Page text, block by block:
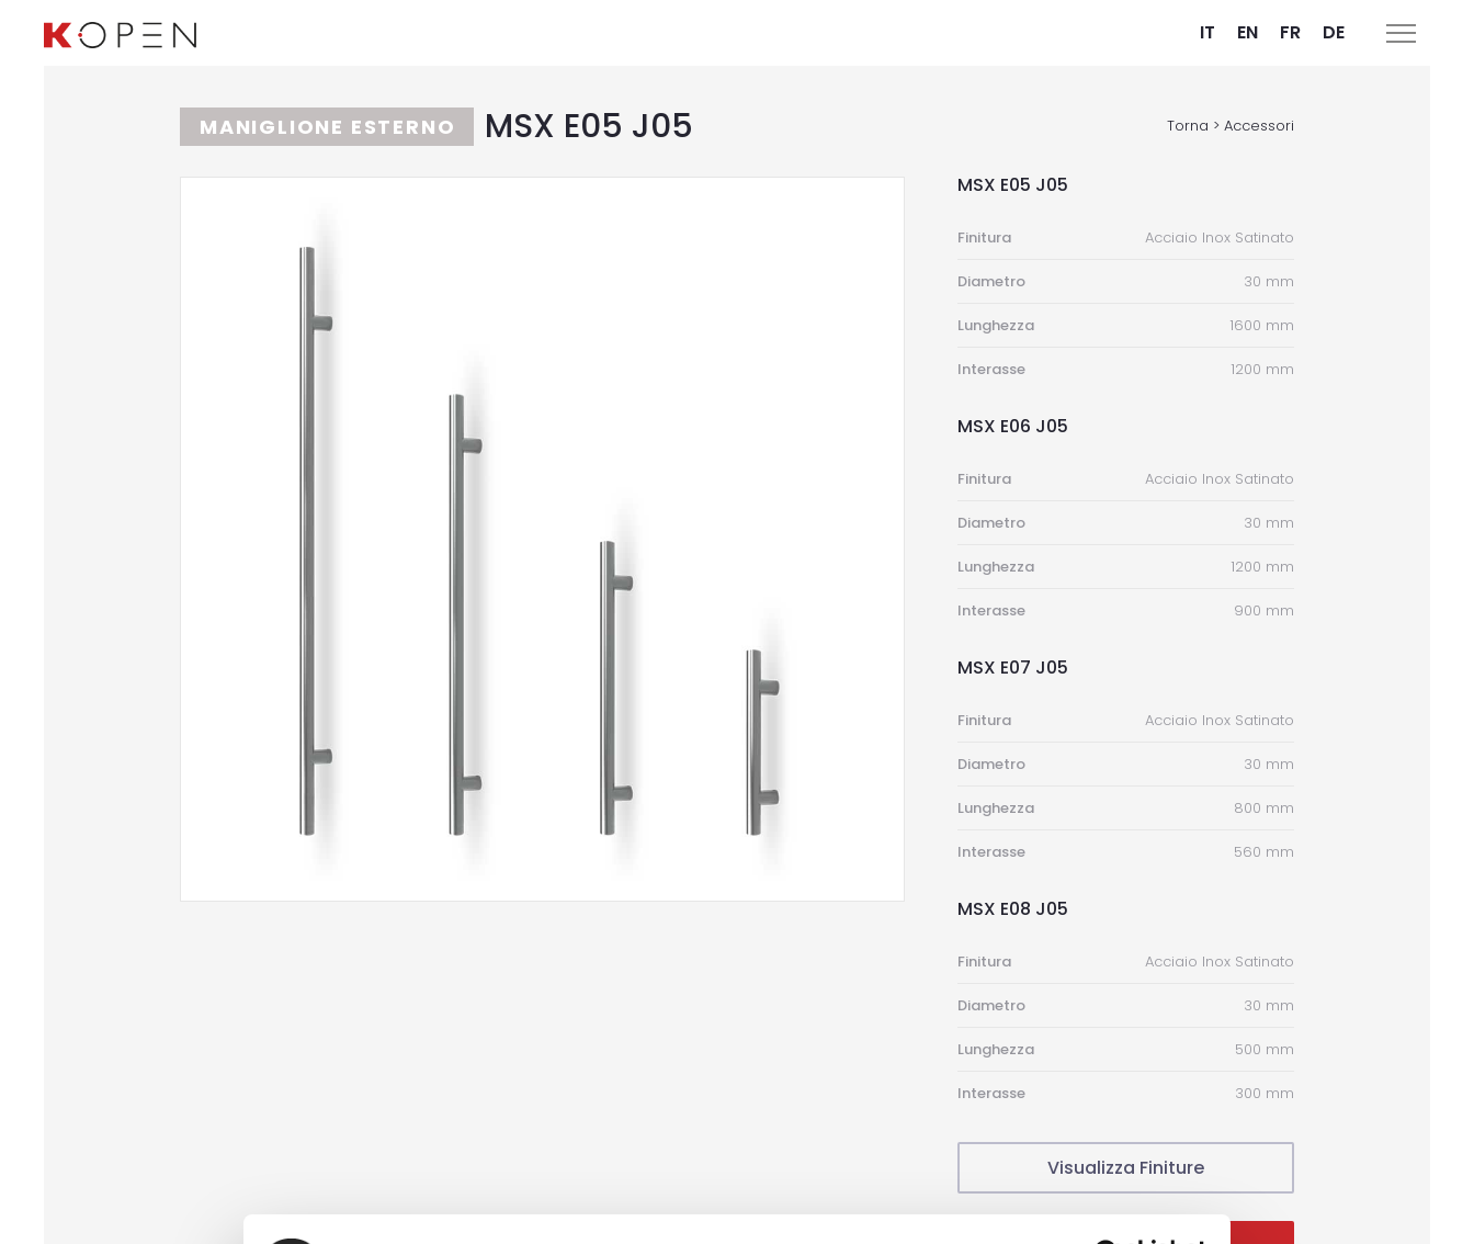
IT EN FR DE
MANIGLIONE ESTERNO MSX E05 J05 Torna > Accessori
MSX E05 J05
Finitura Acciaio Inox Satinato
Diametro 30 mm
Lunghezza 1600 mm
Interasse 1200 mm
MSX E06 J05
Finitura Acciaio Inox Satinato
Diametro 30 mm
Lunghezza 1200 mm
Interasse 900 mm
MSX E07 J05
Finitura Acciaio Inox Satinato
Diametro 30 mm
Lunghezza 800 mm
Interasse 560 mm
MSX E08 J05
Finitura Acciaio Inox Satinato
Diametro 30 mm
Lunghezza 500 mm
Interasse 300 mm
Visualizza Finiture